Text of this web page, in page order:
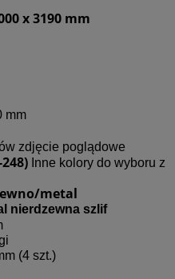
x 3190 mm
mm
zdjęcie poglądowe
Inne kolory do wyboru z
metal
nierdzewna szlif
(4 szt.)